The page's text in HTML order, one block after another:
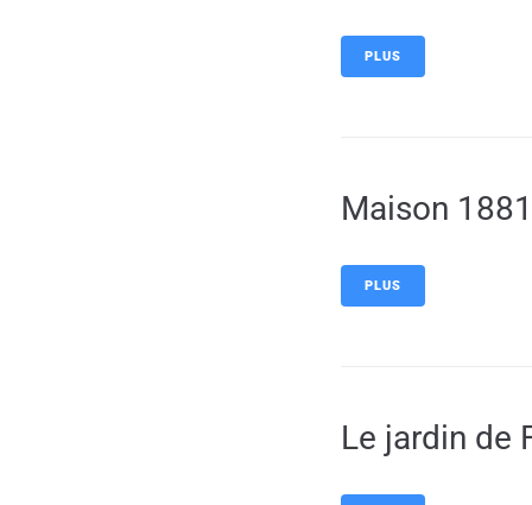
PLUS
Maison 1881
PLUS
Le jardin de